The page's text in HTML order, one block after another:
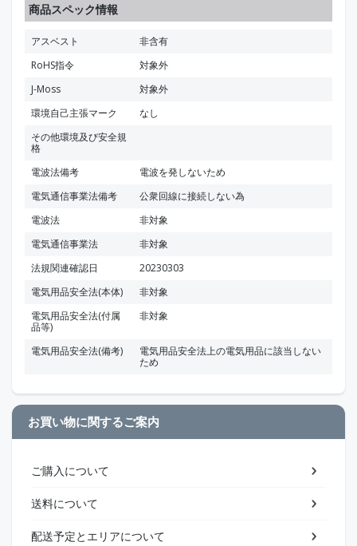
商品スペック情報
アスベスト
非含有
RoHS指令
対象外
J-Moss
対象外
環境自己主張マーク
なし
その他環境及び安全規
格
電波法備考
電波を発しないため
電気通信事業法備考
公衆回線に接続しない為
電波法
非対象
電気通信事業法
非対象
法規関連確認日
20230303
電気用品安全法(本体)
非対象
電気用品安全法(付属
品等)
非対象
電気用品安全法(備考)
電気用品安全法上の電気用品に該当しない
ため
お買い物に関するご案内
ご購入について
送料について
配送予定とエリアについて